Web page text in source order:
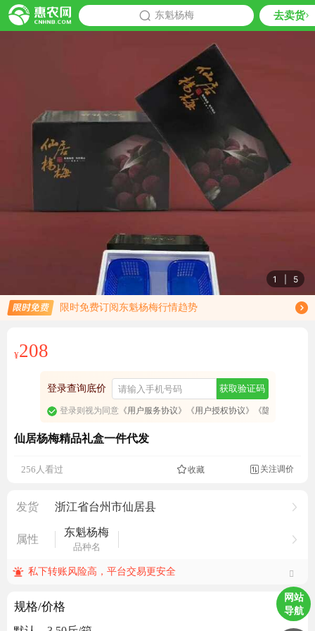
东魁杨梅 去卖货
1 5
限时免费订阅东魁杨梅行情趋势
免费订阅商品降价通知
¥208
登录查询底价 获取验证码
登录则视为同意《用户服务协议》 《用户授权协议》 《隐私政策》
仙居杨梅精品礼盒一件代发
256人看过 收藏 关注调价
发货 浙江省台州市仙居县
属性
东魁杨梅
品种名
私下转账风险高，平台交易更安全
规格/价格
网站
导航